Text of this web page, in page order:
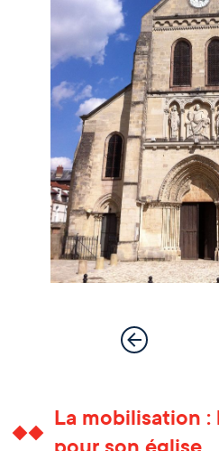
La mobilisation